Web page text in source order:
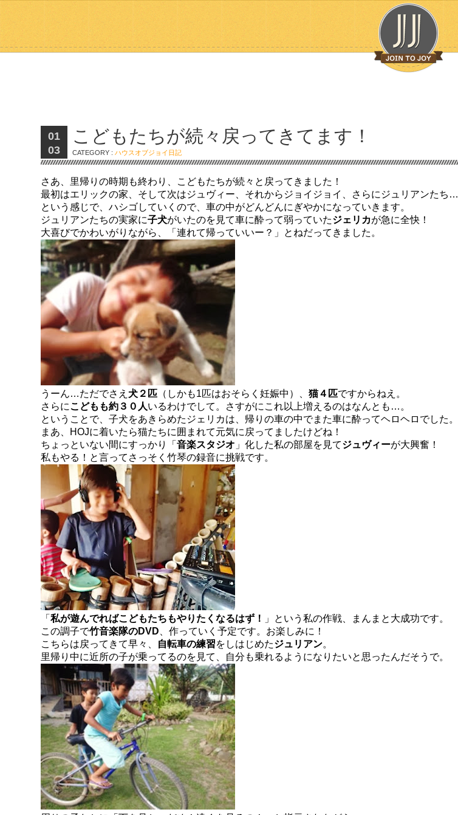
01
03
こどもたちが続々戻ってきてます！
CATEGORY :ハウスオブジョイ日記
さあ、里帰りの時期も終わり、こどもたちが続々と戻ってきました！
最初はエリックの家、そして次はジュヴィー、それからジョイジョイ、さらにジュリアンたち…
という感じで、ハシゴしていくので、車の中がどんどんにぎやかになっていきます。
ジュリアンたちの実家に子犬がいたのを見て車に酔って弱っていたジェリカが急に全快！
大喜びでかわいがりながら、「連れて帰っていいー？」とねだってきました。
うーん…ただでさえ 犬２匹 （しかも1匹はおそらく妊娠中）、猫４匹ですからねえ。
さらにこどもも約３０人いるわけでして。さすがにこれ以上増えるのはなんとも…。
ということで、子犬をあきらめたジェリカは、帰りの車の中でまた車に酔ってヘロヘロでした。
まあ、HOJに着いたら猫たちに囲まれて元気に戻ってましたけどね！
ちょっといない間にすっかり「音楽スタジオ 」化した私の部屋を見てジュヴィーが大興奮！
私もやる！と言ってさっそく竹琴の録音に挑戦です。
「私が遊んでればこどもたちもやりたくなるはず！
」という私の作戦、まんまと大成功です。
この調子で竹音楽隊のDVD 、作っていく予定です。お楽しみに！
こちらは戻ってきて早々、
自転車の練習をしはじめたジュリアン。
里帰り中に近所の子が乗ってるのを見て、自分も乗れるようになりたいと思ったんだそうで。